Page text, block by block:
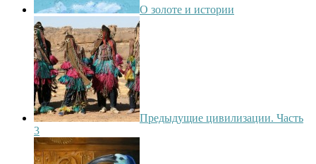
О золоте и истории
Предыдущие цивилизации. Часть
3